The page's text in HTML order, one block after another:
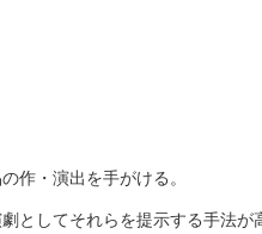
作・演出を手がける。
としてそれらを提示する手法が